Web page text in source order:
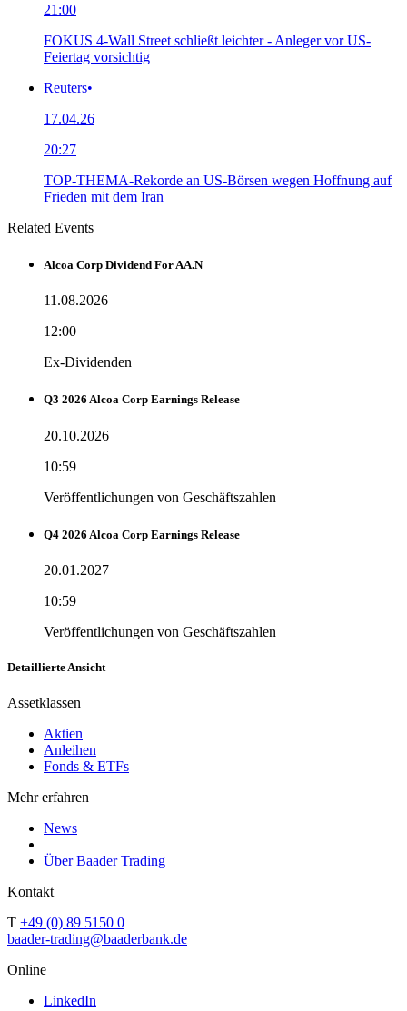
21:00
FOKUS 4-Wall Street schließt leichter - Anleger vor US-
Feiertag vorsichtig
Reuters•
17.04.26
20:27
TOP-THEMA-Rekorde an US-Börsen wegen Hoffnung auf
Frieden mit dem Iran
Related Events
Alcoa Corp Dividend For AA.N
11.08.2026
12:00
Ex-Dividenden
Q3 2026 Alcoa Corp Earnings Release
20.10.2026
10:59
Veröffentlichungen von Geschäftszahlen
Q4 2026 Alcoa Corp Earnings Release
20.01.2027
10:59
Veröffentlichungen von Geschäftszahlen
Detaillierte Ansicht
Assetklassen
Aktien
Anleihen
Fonds & ETFs
Mehr erfahren
News
Über Baader Trading
Kontakt
T +49 (0) 89 5150 0
baader-trading@baaderbank.de
Online
LinkedIn